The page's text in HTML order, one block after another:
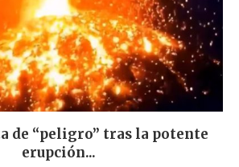
de “peligro” tras la potente
erupción...